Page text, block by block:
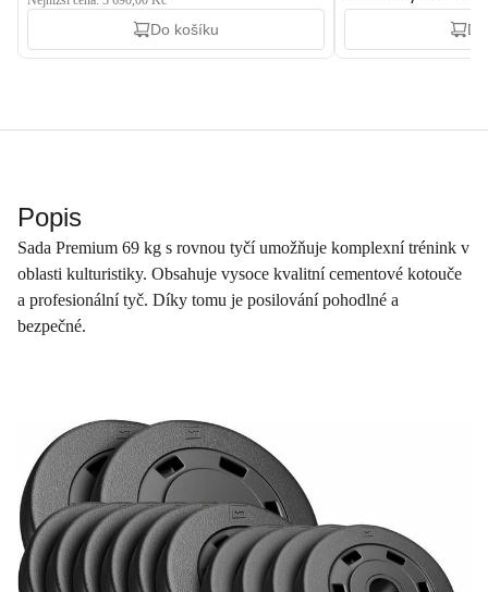
Do košíku
Popis
Sada Premium 69 kg s rovnou tyčí umožňuje komplexní trénink v
oblasti kulturistiky. Obsahuje vysoce kvalitní cementové kotouče
a profesionální tyč. Díky tomu je posilování pohodlné a
bezpečné.